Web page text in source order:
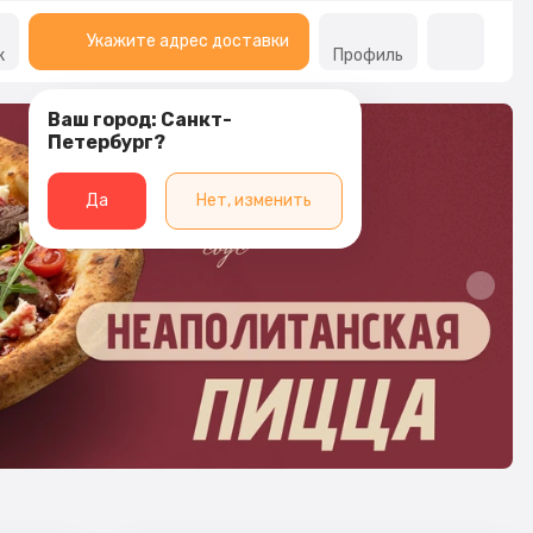
Укажите адрес доставки
Ваш город: Санкт-
Петербург?
Да Нет, изменить
Профиль